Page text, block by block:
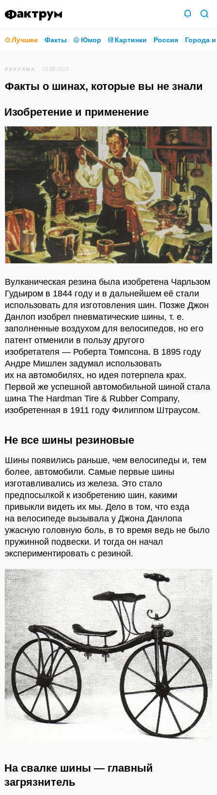
Лучшее Факты Юмор Картинки Россия Города
РЕКЛАМА 13.08.2013
Факты о шинах, которые вы не знали
Изобретение и применение
Вулканическая резина была изобретена Чарльзом
Гудьиром в 1844 году и в дальнейшем её стали
использовать для изготовления шин. Позже Джон
Данлоп изобрел пневматические шины, т. е.
заполненные воздухом для велосипедов, но его
патент отменили в пользу другого
изобретателя — Роберта Томпсона. В 1895 году
Андре Мишлен задумал использовать
их на автомобилях, но идея потерпела крах.
Первой же успешной автомобильной шиной стала
шина The Hardman Tire & Rubber Company,
изобретенная в 1911 году Филиппом Штраусом.
Не все шины резиновые
Шины появились раньше, чем велосипеды и, тем
более, автомобили. Самые первые шины
изготавливались из железа. Это стало
предпосылкой к изобретению шин, какими
привыкли видеть их мы. Дело в том, что езда
на велосипеде вызывала у Джона Данлопа
ужасную головную боль, в то время ведь не было
пружинной подвески. И тогда он начал
экспериментировать с резиной.
На свалке шины — главный
загрязнитель